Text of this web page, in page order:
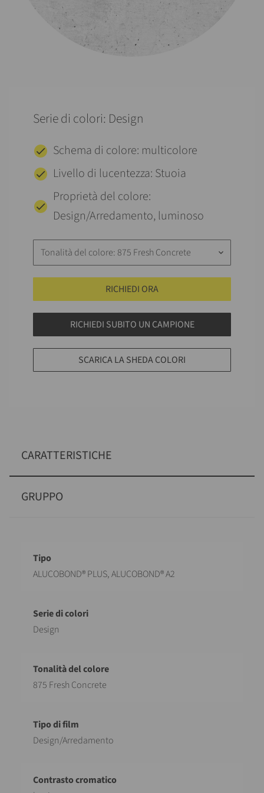
Serie di colori: Design
Schema di colore: multicolore
Livello di lucentezza: Stuoia
Proprietà del colore:
Design/Arredamento, luminoso
Tonalità del colore: 875 Fresh Concrete keyboard_arrow_down
RICHIEDI ORA
RICHIEDI SUBITO UN CAMPIONE
SCARICA LA SHEDA COLORI
CARATTERISTICHE
GRUPPO
Descrizione
ALUCOBOND® PLUS, ALUCOBOND® A2
Design
875 Fresh Concrete
Design/Arredamento